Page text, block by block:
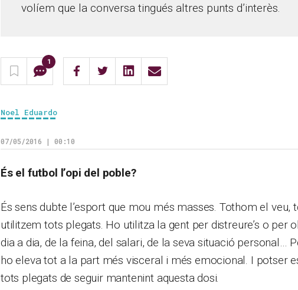
volíem que la conversa tingués altres punts d’interès.
1
Noel Eduardo
07/05/2016 | 00:10
És el futbol l’opi del poble?
És sens dubte l’esport que mou més masses. Tothom el
utilitzem tots plegats. Ho utilitza la gent per distreure’s o per
dia a dia, de la feina, del salari, de la seva situació personal…
ho eleva tot a la part més visceral i més emocional. I potser
tots plegats de seguir mantenint aquesta dosi.